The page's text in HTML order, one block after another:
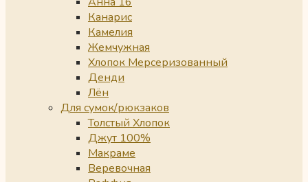
Канарис
Камелия
Жемчужная
Хлопок Мерсеризованный
Денди
Лён
Для сумок/рюкзаков
Толстый Хлопок
Джут 100%
Макраме
Веревочная